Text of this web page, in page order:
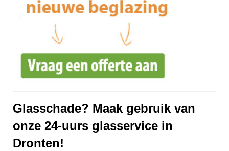
Glasschade? Maak gebruik van
onze 24-uurs glasservice in
Dronten!